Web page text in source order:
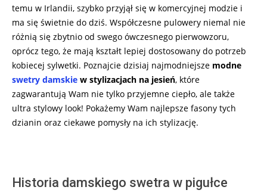
temu w Irlandii, szybko przyjął się w komercyjnej modzie i
ma się świetnie do dziś. Współczesne pulowery niemal nie
różnią się zbytnio od swego ówczesnego pierwowzoru,
oprócz tego, że mają kształt lepiej dostosowany do potrzeb
kobiecej sylwetki. Poznajcie dzisiaj najmodniejsze modne
swetry damskie w stylizacjach na jesień, które
zagwarantują Wam nie tylko przyjemne ciepło, ale także
ultra stylowy look! Pokażemy Wam najlepsze fasony tych
dzianin oraz ciekawe pomysły na ich stylizację.
Historia damskiego swetra w pigułce